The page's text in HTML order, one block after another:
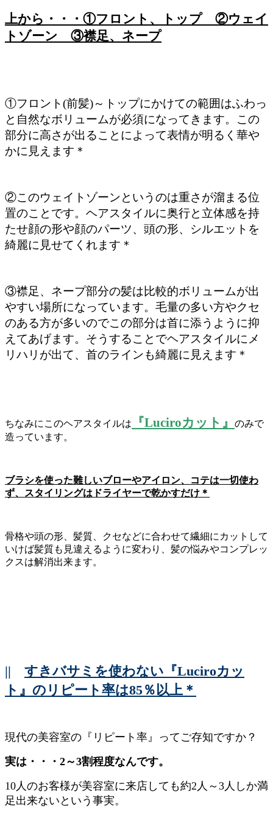
上から・・・①フロント、トップ ②ウェイ
トゾーン ③襟足、ネープ
①フロント(前髪)～トップにかけての範囲はふわっ
と自然なボリュームが必須になってきます。この
部分に高さが出ることによって表情が明るく華や
かに見えます＊
②このウェイトゾーンというのは重さが溜まる位
置のことです。ヘアスタイルに奥行と立体感を持
たせ顔の形や顔のパーツ、頭の形、シルエットを
綺麗に見せてくれます＊
③襟足、ネープ部分の髪は比較的ボリュームが出
やすい場所になっています。毛量の多い方やクセ
のある方が多いのでこの部分は首に添うように抑
えてあげます。そうすることでヘアスタイルにメ
リハリが出て、首のラインも綺麗に見えます＊
ちなみにこのヘアスタイルは 『Luciroカット』
のみで
造っています。
ブラシを使った難しいブローやアイロン、コテは一切使わ
ず、スタイリングはドライヤーで乾かすだけ＊
骨格や頭の形、髪質、クセなどに合わせて繊細にカットして
いけば髪質も見違えるように変わり、髪の悩みやコンプレッ
クスは解消出来ます。
|| すきバサミを使わない『Luciroカッ
ト』のリピート率は85％以上＊
現代の美容室の『リピート率』ってご存知ですか？
実は・・・2～3割程度なんです。
10人のお客様が美容室に来店しても約2人～3人しか満
足出来ないという事実。